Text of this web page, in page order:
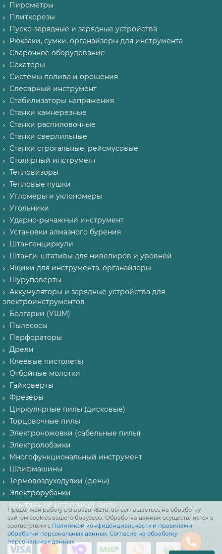
Продолжая работу с diapazon82.ru, вы соглашаетесь на обработку
сайтом cookies вашего браузера. Обработка данных осуществляется в
соответствии с Политикой конфиденциальности и правилами
обработки персональных данных. Согласие на обработку
персональных данных.
Пирометры
Плиткорезы
Пуско-зарядные и зарядные устройства
Рюкзаки, сумки, органайзеры для инструмента
Сварочное оборудование
Секаторы
Системы полива и орошения
Слесарный инструмент
Стабилизаторы напряжения
Станки камнерезные
Станки распиловочные
Станки сверлильные
Станки строгальные, рейсмусовые
Столярный инструмент
Тепловизоры
Тепловые пушки
Угломеры и уклономеры
Угольники
Ударно-рычажный инструмент
Установки алмазного бурения
Штангенциркули
Штанги, штативы для нивелиров и уровней
Ящики для инструмента, органайзеры
Шуруповерты
Аккумуляторы и зарядные устройства для
электроинструментов
Болгарки (УШМ)
Пылесосы
Перфораторы
Дрели
Клеевые пистолеты
Отбойные молотки
Гайковерты
Фрезеры
Циркулярные пилы (дисковые)
Торцовочные пилы
Электроножовки (сабельные пилы)
Электролобзики
Многофункциональный инструмент
Шлифмашины
Термовоздуходувки (фены)
Электрорубанки
Монтажные (отрезные) пилы